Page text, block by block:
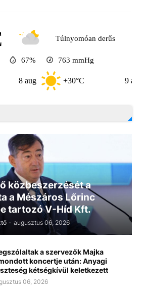
Túlnyomóan derűs
67% 763 mmHg
+30°C
közbeszerzését a
a Mészáros Lőrinc
tartozó V-Híd Kft.
- augusztus 06, 2026
a szervezők Majka
koncertje után: Anyagi
kétségkívül keletkezett
06, 2026